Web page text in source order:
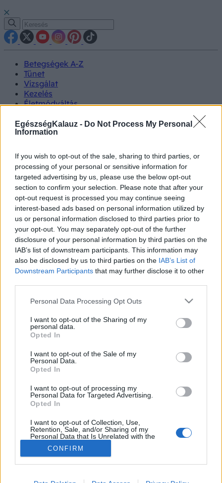
EgészségKalauz - Do Not Process My Personal
Information
If you wish to opt-out of the sale, sharing to third parties, or
processing of your personal or sensitive information for
targeted advertising by us, please use the below opt-out
section to confirm your selection. Please note that after your
opt-out request is processed you may continue seeing
interest-based ads based on personal information utilized by
us or personal information disclosed to third parties prior to
your opt-out. You may separately opt-out of the further
disclosure of your personal information by third parties on the
IAB’s list of downstream participants. This information may
also be disclosed by us to third parties on the IAB’s List of
Downstream Participants that may further disclose it to other
Please note that this website/app uses one or more Google
not limited to your visit or usage behaviour. You may click to
grant or deny consent to Google and its third-party tags to
use your data for below specified purposes in below Google
consent section.
Personal Data Processing Opt Outs
I want to opt-out of the Sharing of my
personal data.
Opted In
I want to opt-out of the Sale of my
Personal Data.
Opted In
I want to opt-out of processing my
Personal Data for Targeted Advertising.
Opted In
I want to opt-out of Collection, Use,
Retention, Sale, and/or Sharing of my
Personal Data that Is Unrelated with the
Purposes for which it was collected.
Opted Out
CONFIRM
Betegségek A-Z
Tünet
Vizsgálat
Kezelés
Életmódváltás
Prevenció
Hírek
Kisállatok egészsége
#allergia#influenza#cukorbetegség
#orvosmeteorológia#vérnyomás#stroke#rákbetegség
#pajzsmirigy#reflux#ekcéma#herpesz
Regisztráció
Alváshiány
Alváshiány